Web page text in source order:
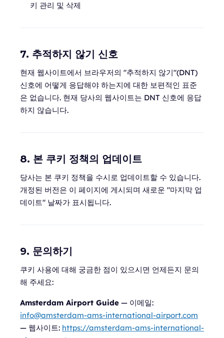
키 관리 및 삭제
7. 추적하지 않기 신호
현재 웹사이트에서 브라우저의 "추적하지 않기"(DNT)
신호에 어떻게 응답해야 하는지에 대한 보편적인 표준
은 없습니다. 현재 당사의 웹사이트는 DNT 신호에 응답
하지 않습니다.
8. 본 쿠키 정책의 업데이트
당사는 본 쿠키 정책을 수시로 업데이트할 수 있습니다.
개정된 버전은 이 페이지에 게시되며 새로운 "마지막 업
데이트" 날짜가 표시됩니다.
9. 문의하기
쿠키 사용에 대해 궁금한 점이 있으시면 언제든지 문의
해 주세요:
Amsterdam Airport Guide — 이메일:
info@amsterdam-ams-international-airport.com
— 웹사이트: https://amsterdam-ams-international-